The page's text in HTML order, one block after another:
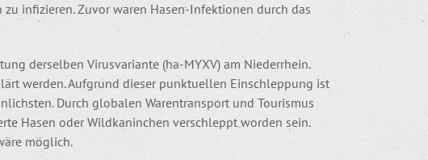
infizieren. Zuvor waren Hasen-Infektionen durch das
derselben Virusvariante (ha-MYXV) am Niederrhein.
werden. Aufgrund dieser punktuellen Einschleppung ist
Durch globalen Warentransport und Tourismus
Hasen oder Wildkaninchen verschleppt worden sein.
möglich.